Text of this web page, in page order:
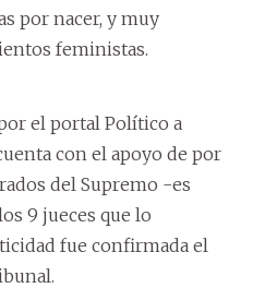
por nacer, y muy
feministas.
el portal Político a
con el apoyo de por
del Supremo -es
9 jueces que lo
fue confirmada el